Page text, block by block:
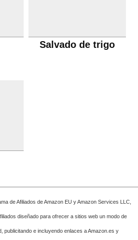
Salvado de trigo
de Afiliados de Amazon EU y Amazon Services LLC,
diseñado para ofrecer a sitios web un modo de
publicitando e incluyendo enlaces a Amazon.es y